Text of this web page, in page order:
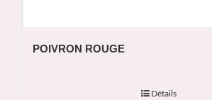
POIVRON ROUGE
Détails